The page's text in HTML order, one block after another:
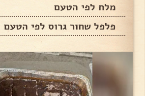
מלח לפי הטעם
פלפל שחור גרוס לפי הטעם